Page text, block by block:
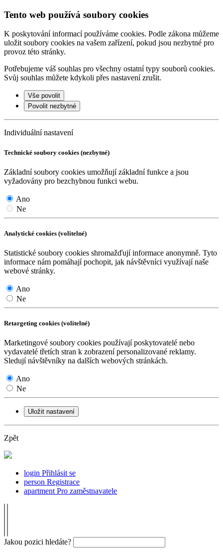
Tento web používá soubory cookies
K poskytování informací používáme cookies. Podle zákona můžeme
uložit soubory cookies na vašem zařízení, pokud jsou nezbytné pro
provoz této stránky.
Potřebujeme váš souhlas pro všechny ostatní typy souborů cookies.
Svůj souhlas můžete kdykoli přes nastavení zrušit.
Vše povolit
Povolit nezbytné
Individuální nastavení
Technické soubory cookies (nezbytné)
Základní soubory cookies umožňují základní funkce a jsou
vyžadovány pro bezchybnou funkci webu.
Ano
Ne
Analytické cookies (volitelné)
Statistické soubory cookies shromažďují informace anonymně. Tyto
informace nám pomáhají pochopit, jak návštěvníci využívají naše
webové stránky.
Ano
Ne
Retargeting cookies (volitelné)
Marketingové soubory cookies používají poskytovatelé nebo
vydavatelé třetích stran k zobrazení personalizované reklamy.
Sledují návštěvníky na dalších webových stránkách.
Ano
Ne
Uložit nastavení
Zpět
login Přihlásit se
person Registrace
apartmentPro zaměstnavatele
Jakou pozici hledáte?